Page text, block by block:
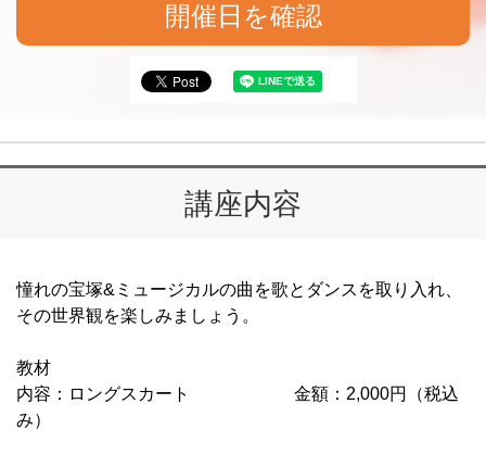
開催日を確認
講座内容
憧れの宝塚&ミュージカルの曲を歌とダンスを取り入れ、
その世界観を楽しみましょう。
教材
内容：ロングスカート 金額：2,000円（税込
み）